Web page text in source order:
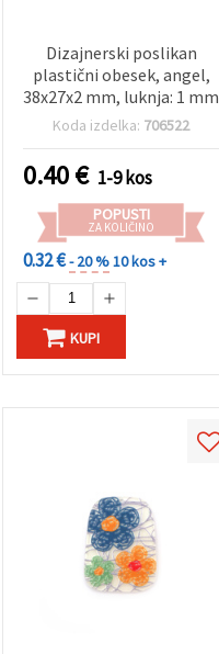
Dizajnerski poslikan
plastični obesek, angel,
38x27x2 mm, luknja: 1 mm
Koda izdelka: 706522
0.40€ 1-9 kos
POPUSTI
ZA KOLIČINO
0.32 €- 20 %10 kos +
KUPI